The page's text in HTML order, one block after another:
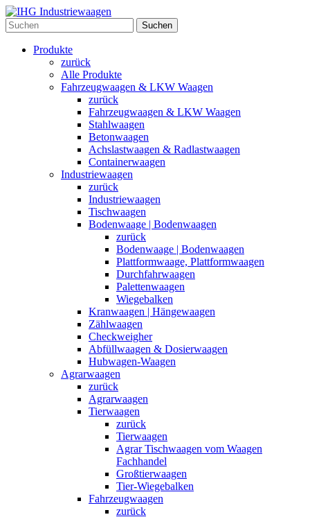
Suchen
Produkte
zurück
Alle Produkte
Fahrzeugwaagen & LKW Waagen
zurück
Fahrzeugwaagen & LKW Waagen
Stahlwaagen
Betonwaagen
Achslastwaagen & Radlastwaagen
Containerwaagen
Industriewaagen
zurück
Industriewaagen
Tischwaagen
Bodenwaage | Bodenwaagen
zurück
Bodenwaage | Bodenwaagen
Plattformwaage, Plattformwaagen
Durchfahrwaagen
Palettenwaagen
Wiegebalken
Kranwaagen | Hängewaagen
Zählwaagen
Checkweigher
Abfüllwaagen & Dosierwaagen
Hubwagen-Waagen
Agrarwaagen
zurück
Agrarwaagen
Tierwaagen
zurück
Tierwaagen
Agrar Tischwaagen vom Waagen
Fachhandel
Großtierwaagen
Tier-Wiegebalken
Fahrzeugwaagen
zurück